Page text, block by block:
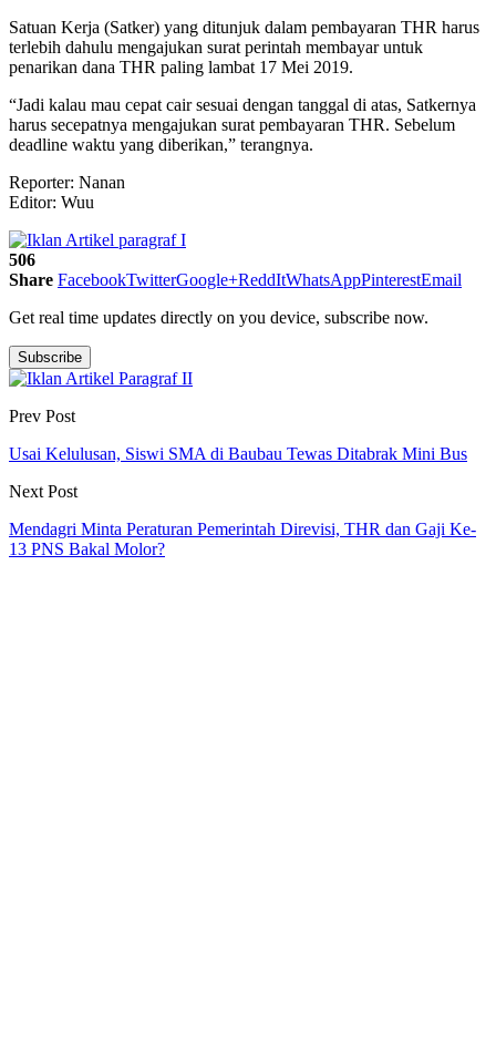
Satuan Kerja (Satker) yang ditunjuk dalam pembayaran THR harus
terlebih dahulu mengajukan surat perintah membayar untuk
penarikan dana THR paling lambat 17 Mei 2019.
“Jadi kalau mau cepat cair sesuai dengan tanggal di atas, Satkernya
harus secepatnya mengajukan surat pembayaran THR. Sebelum
deadline waktu yang diberikan,” terangnya.
Reporter: Nanan
Editor: Wuu
506
Share FacebookTwitterGoogle+ReddItWhatsAppPinterestEmail
Get real time updates directly on you device, subscribe now.
Subscribe
Prev Post
Usai Kelulusan, Siswi SMA di Baubau Tewas Ditabrak Mini Bus
Next Post
Mendagri Minta Peraturan Pemerintah Direvisi, THR dan Gaji Ke-
13 PNS Bakal Molor?